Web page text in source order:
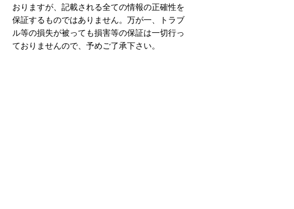
おりますが、記載される全ての情報の正確性を
保証するものではありません。万が一、トラブ
ル等の損失が被っても損害等の保証は一切行っ
ておりませんので、予めご了承下さい。